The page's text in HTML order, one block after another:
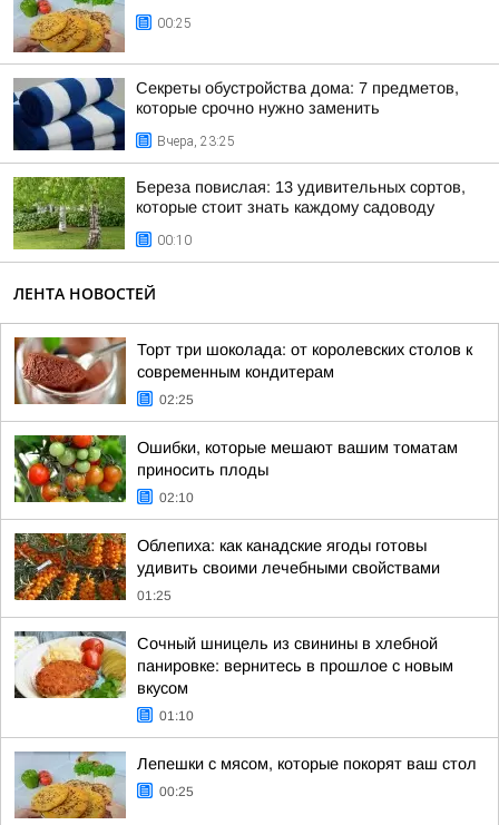
00:25
Секреты обустройства дома: 7 предметов,
которые срочно нужно заменить
Вчера, 23:25
Береза повислая: 13 удивительных сортов,
которые стоит знать каждому садоводу
00:10
ЛЕНТА НОВОСТЕЙ
Торт три шоколада: от королевских столов к
современным кондитерам
02:25
Ошибки, которые мешают вашим томатам
приносить плоды
02:10
Облепиха: как канадские ягоды готовы
удивить своими лечебными свойствами
01:25
Сочный шницель из свинины в хлебной
панировке: вернитесь в прошлое с новым
вкусом
01:10
Лепешки с мясом, которые покорят ваш стол
00:25